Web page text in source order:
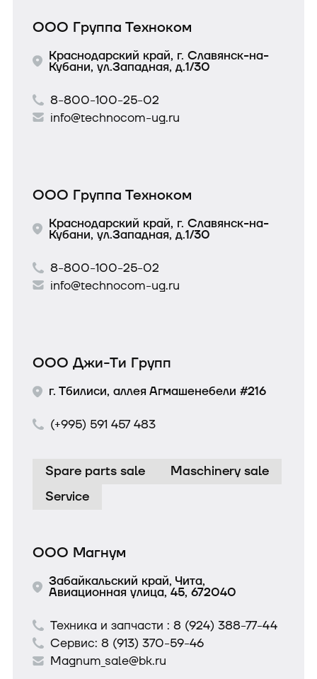
ООО Группа Техноком
Краснодарский край, г. Славянск-на-
Кубани, ул.Западная, д.1/30
8-800-100-25-02
info@technocom-ug.ru
ООО Группа Техноком
Краснодарский край, г. Славянск-на-
Кубани, ул.Западная, д.1/30
8-800-100-25-02
info@technocom-ug.ru
ООО Джи-Ти Групп
г. Тбилиси, аллея Агмашенебели #216
(+995) 591 457 483
Spare parts sale
Maschinery sale
Service
ООО Магнум
Забайкальский край, Чита,
Авиационная улица, 45, 672040
Техника и запчасти : 8 (924) 388-77-44
Сервис: 8 (913) 370-59-46
Magnum_sale@bk.ru